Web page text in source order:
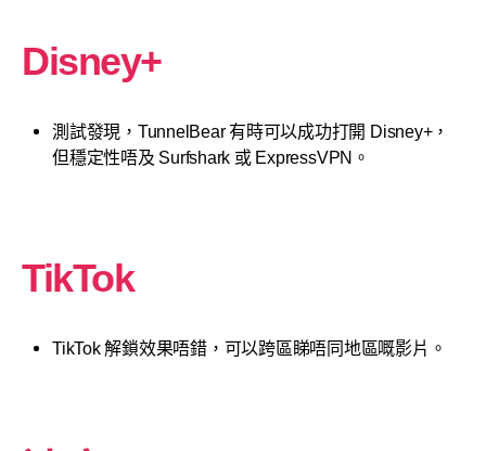
Disney+
測試發現，TunnelBear 有時可以成功打開 Disney+，
但穩定性唔及 Surfshark 或 ExpressVPN。
TikTok
TikTok 解鎖效果唔錯，可以跨區睇唔同地區嘅影片。